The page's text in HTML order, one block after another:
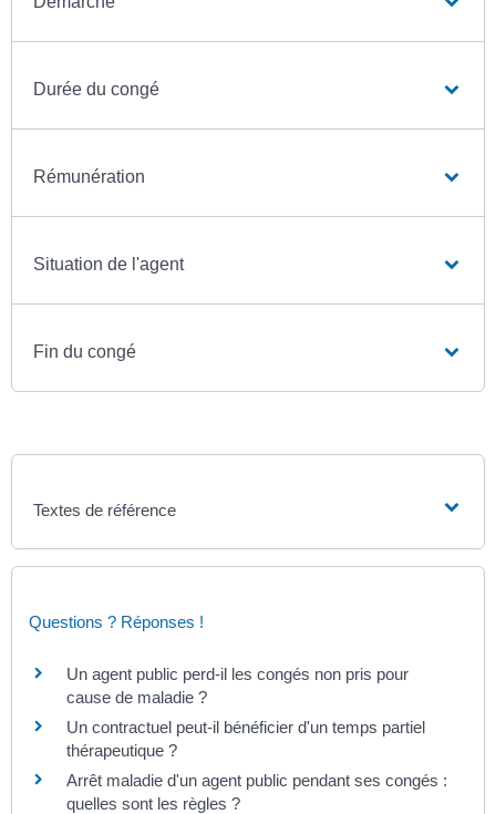
Durée du congé
Rémunération
Situation de l'agent
Fin du congé
Textes de référence
Questions ? Réponses !
Un agent public perd-il les congés non pris pour
cause de maladie ?
Un contractuel peut-il bénéficier d'un temps partiel
thérapeutique ?
Arrêt maladie d'un agent public pendant ses congés :
quelles sont les règles ?